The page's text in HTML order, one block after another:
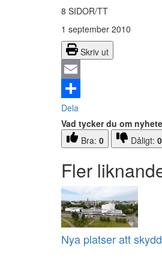
8 SIDOR/TT
1 september 2010
Skriv ut
Email
Dela
Vad tycker du om
Bra: 0 Dåligt: 0
Fler
Nya platser att